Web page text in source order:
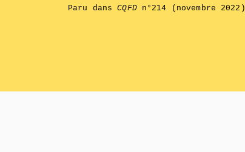
Paru dansCQFDn°214 (novembre 2022)